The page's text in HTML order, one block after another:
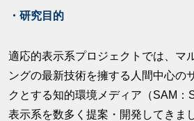
・研究目的
適応的表示系プロジェクトでは、マ
ングの最新技術を擁する人間中心の
クとする知的環境メディア（SAM
表示系を数多く提案・開発してきま